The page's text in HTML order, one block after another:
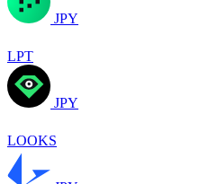
JPY
LPT
JPY
LOOKS